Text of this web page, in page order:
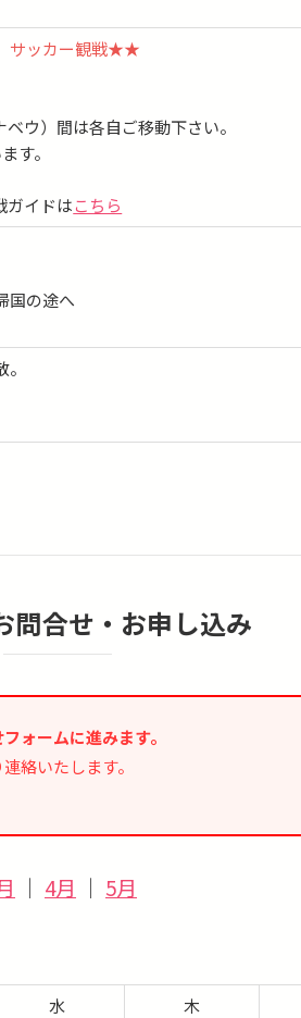
サッカー観戦★★
ウ）間は各自ご移動下さい。
す。
ガイドはこちら
国の途へ
問合せ・お申し込み
ォームに進みます。
絡いたします。
｜ 4月 ｜ 5月
水 木